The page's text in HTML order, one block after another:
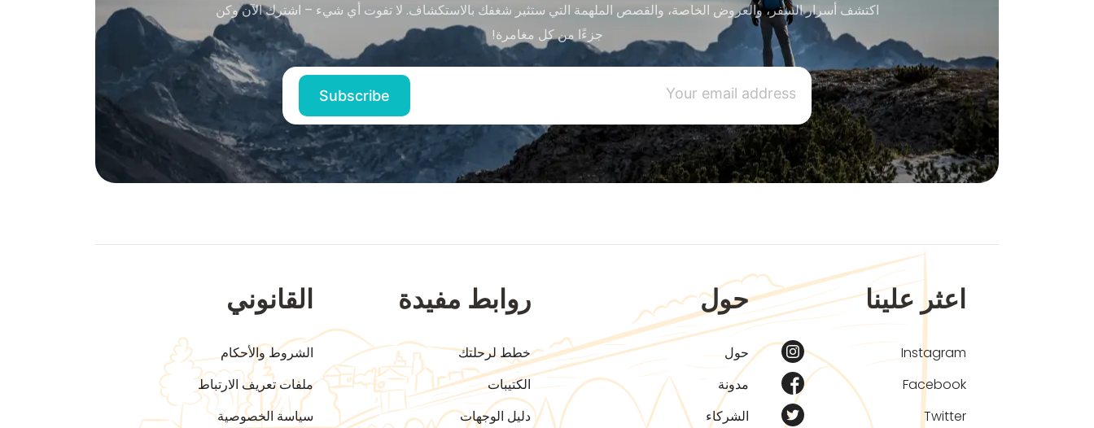
اكتشف أسرار السفر، والعروض الخاصة، والقصص الملهمة التي ستثير شغفك بالاستكشاف. لا تفوت أي شيء – اشترك الآن وكن
جزءًا من كل مغامرة!
اعثر علينا
Instagram
Facebook
Twitter
حول
حول
مدونة
الشركاء
روابط مفيدة
خطط لرحلتك
الكتيبات
دليل الوجهات
القانوني
الشروط والأحكام
ملفات تعريف الارتباط
سياسة الخصوصية